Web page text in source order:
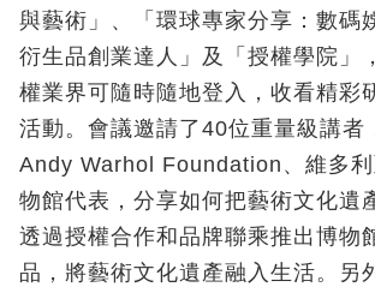
與藝術」、「環球專家分享：數碼
衍生品創業達人」及「授權學院」
權業界可隨時隨地登入，收看精彩
活動。會議邀請了40位重量級講者
Andy Warhol Foundation、維多
物館代表，分享如何把藝術文化遺
透過授權合作和品牌聯乘推出博物
品，將藝術文化遺產融入生活。另